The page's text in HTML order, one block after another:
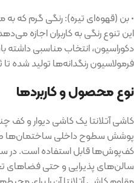
•بن(قهوه‌ای تیره):رنگی گرم که
این تنوع رنگی به کاربران اجازه
دکوراسیون، انتخاب مناسبی داشته
فرمولاسیون رنگدانه‌ها تولید شده
نوع محصول و کاربردها
کاشی آتلانتا یک کاشی دیوار و کف
پوشش سطوح داخلی ساختمان‌ها
کف‌پوش‌ها قابل استفاده است.در
سالن‌های پذیرایی و حتی فضاهای